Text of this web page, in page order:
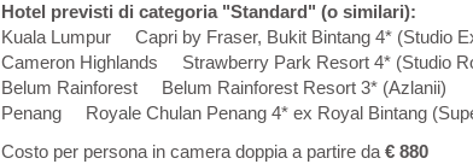
Hotel previsti di categoria "Standard" (o similari):
Kuala Lumpur Capri by Fraser, Bukit Bintang 4* (Studio
Cameron Highlands Strawberry Park Resort 4* (Studio
Belum Rainforest Belum Rainforest Resort 3* (Azlanii)
Penang Royale Chulan Penang 4* ex Royal Bintang
Costo per persona in camera doppia a partire da € 880